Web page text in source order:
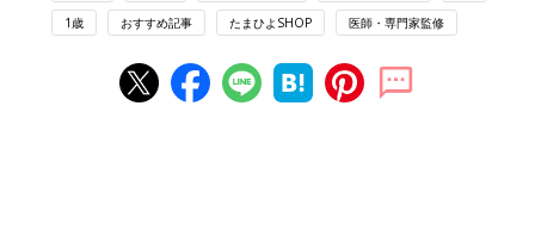
1歳 おすすめ記事 たまひよSHOP 医師・専門家監修